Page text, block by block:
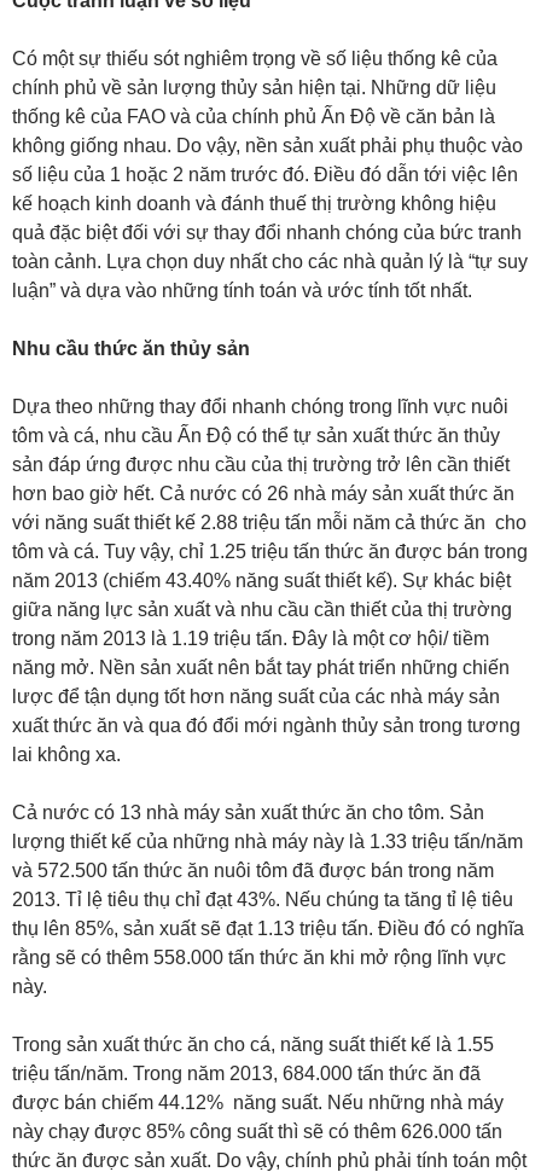
Có một sự thiếu sót nghiêm trọng về số liệu thống kê của
chính phủ về sản lượng thủy sản hiện tại. Những dữ liệu
thống kê của FAO và của chính phủ Ấn Độ về căn bản là
không giống nhau. Do vậy, nền sản xuất phải phụ thuộc vào
số liệu của 1 hoặc 2 năm trước đó. Điều đó dẫn tới việc lên
kế hoạch kinh doanh và đánh thuế thị trường không hiệu
quả đặc biệt đối với sự thay đổi nhanh chóng của bức tranh
toàn cảnh. Lựa chọn duy nhất cho các nhà quản lý là “tự suy
luận” và dựa vào những tính toán và ước tính tốt nhất.
Nhu cầu thức ăn thủy sản
Dựa theo những thay đổi nhanh chóng trong lĩnh vực nuôi
tôm và cá, nhu cầu Ấn Độ có thể tự sản xuất thức ăn thủy
sản đáp ứng được nhu cầu của thị trường trở lên cần thiết
hơn bao giờ hết. Cả nước có 26 nhà máy sản xuất thức ăn
với năng suất thiết kế 2.88 triệu tấn mỗi năm cả thức ăn cho
tôm và cá. Tuy vậy, chỉ 1.25 triệu tấn thức ăn được bán trong
năm 2013 (chiếm 43.40% năng suất thiết kế). Sự khác biệt
giữa năng lực sản xuất và nhu cầu cần thiết của thị trường
trong năm 2013 là 1.19 triệu tấn. Đây là một cơ hội/ tiềm
năng mở. Nền sản xuất nên bắt tay phát triển những chiến
lược để tận dụng tốt hơn năng suất của các nhà máy sản
xuất thức ăn và qua đó đổi mới ngành thủy sản trong tương
lai không xa.
Cả nước có 13 nhà máy sản xuất thức ăn cho tôm. Sản
lượng thiết kế của những nhà máy này là 1.33 triệu tấn/năm
và 572.500 tấn thức ăn nuôi tôm đã được bán trong năm
2013. Tỉ lệ tiêu thụ chỉ đạt 43%. Nếu chúng ta tăng tỉ lệ tiêu
thụ lên 85%, sản xuất sẽ đạt 1.13 triệu tấn. Điều đó có nghĩa
rằng sẽ có thêm 558.000 tấn thức ăn khi mở rộng lĩnh vực
này.
Trong sản xuất thức ăn cho cá, năng suất thiết kế là 1.55
triệu tấn/năm. Trong năm 2013, 684.000 tấn thức ăn đã
được bán chiếm 44.12% năng suất. Nếu những nhà máy
này chạy được 85% công suất thì sẽ có thêm 626.000 tấn
thức ăn được sản xuất. Do vậy, chính phủ phải tính toán một